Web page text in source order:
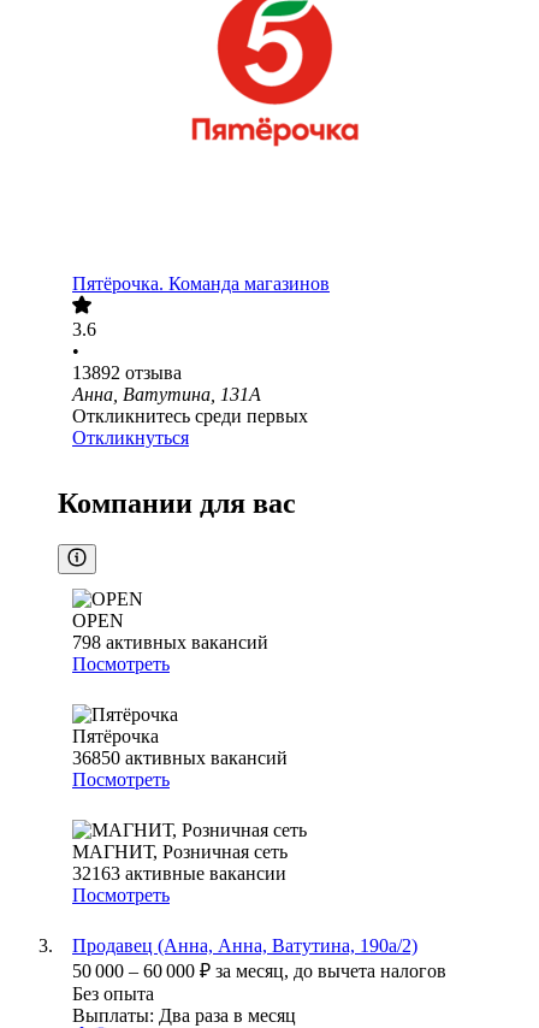
Пятёрочка. Команда магазинов
3.6
•
13892 отзыва
Анна, Ватутина, 131А
Откликнитесь среди первых
Откликнуться
Компании для вас
OPEN
798 активных вакансий
Посмотреть
Пятёрочка
36850 активных вакансий
Посмотреть
МАГНИТ, Розничная сеть
32163 активные вакансии
Посмотреть
Продавец (Анна, Анна, Ватутина, 190а/2)
50 000 – 60 000 ₽ за месяц, до вычета налогов
Без опыта
Выплаты: Два раза в месяц